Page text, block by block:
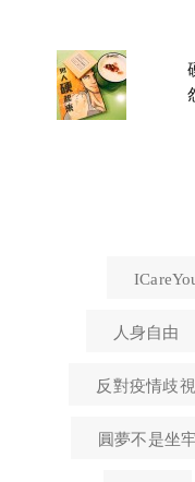
人身自由
反對疫情歧視
圓夢不是坐牢